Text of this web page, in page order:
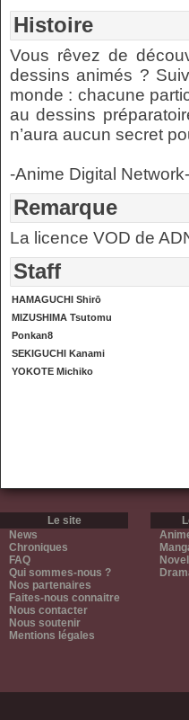
Histoire
Vous rêvez de
dessins animés ?
monde : chacune
au dessins
n’aura aucun secret
-Anime Digital Network-
Remarque
La licence VOD de
Staff
HAMAGUCHI Shirō
MIZUSHIMA Tsutomu
Ponkan8
SEKIGUCHI Kanami
YOKOTE Michiko
Le site
News
Chroniques
FAQ
Qui sommes-nous ?
Nos partenaires
Faites-nous connaitre
Nous contacter
Nous soutenir
Mentions légales